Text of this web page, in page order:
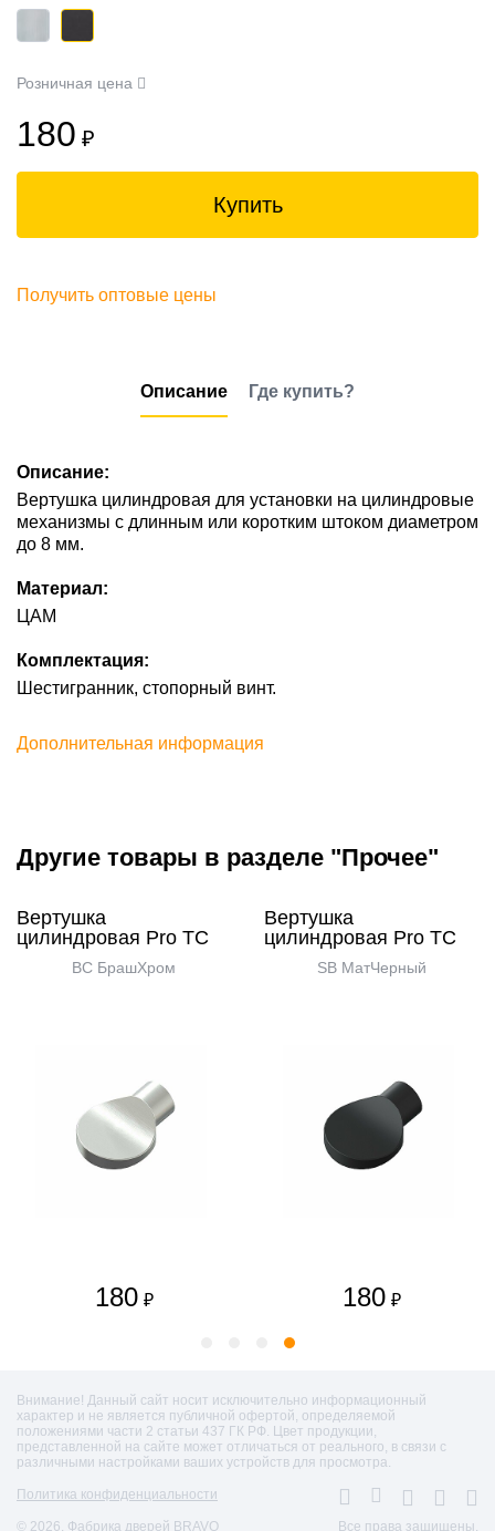
Розничная цена
180 ₽
Купить
Получить оптовые цены
Описание Где купить?
Описание:
Вертушка цилиндровая для установки на цилиндровые
механизмы с длинным или коротким штоком диаметром
до 8 мм.
Материал:
ЦАМ
Комплектация:
Шестигранник, стопорный винт.
Дополнительная информация
Другие товары в разделе "Прочее"
Вертушка
цилиндровая Pro TC
BС БрашХром
180 ₽
Вертушка
цилиндровая Pro TC
SB МатЧерный
180 ₽
Внимание! Данный сайт носит исключительно информационный
характер и не является публичной офертой, определяемой
положениями части 2 статьи 437 ГК РФ. Цвет продукции,
представленной на сайте может отличаться от реального, в связи с
различными настройками ваших устройств для просмотра.
Политика конфиденциальности
© 2026. Фабрика дверей BRAVO Все права защищены.